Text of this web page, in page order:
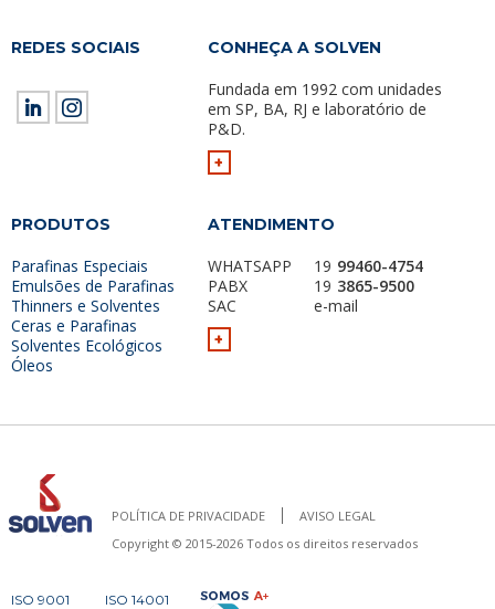
REDES SOCIAIS CONHEÇA A SOLVEN
Fundada em 1992 com unidades
em SP, BA, RJ e laboratório de
P&D.
+
PRODUTOS
Parafinas Especiais
Emulsões de Parafinas
Thinners e Solventes
Ceras e Parafinas
Solventes Ecológicos
Óleos
ATENDIMENTO
WHATSAPP
PABX
SAC
+
19 99460-4754
19 3865-9500
e-mail
POLÍTICA DE PRIVACIDADE
AVISO LEGAL
Copyright © 2015-2026 Todos os direitos reservados
ISO 9001 ISO 14001